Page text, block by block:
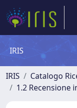
IRIS
IRIS Catalogo
1.2 Recensione